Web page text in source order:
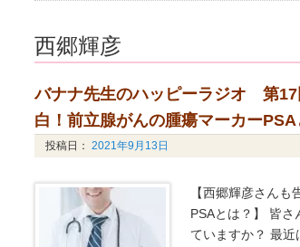
西郷輝彦
バナナ先生のハッピーラジオ 第17
白！前立腺がんの腫瘍マーカーPSA
投稿日： 2021年9月13日
【西郷輝彦さん
PSAとは？】 皆さ
ていますか？ 最